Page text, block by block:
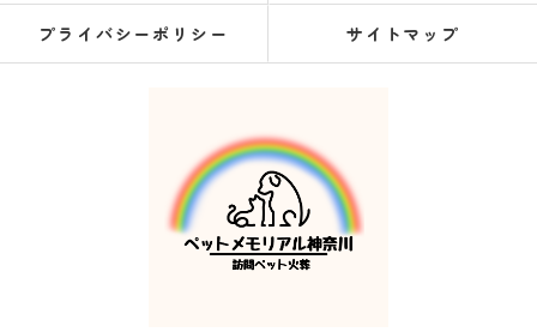
プライバシーポリシー サイトマップ